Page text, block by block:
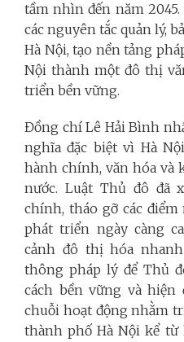
tầm nhìn đến năm
các nguyên tắc quản lý,
Hà Nội, tạo nền tảng
Nội thành một đô thị
triển bền vững.
Đồng chí Lê Hải Bình
nghĩa đặc biệt vì Hà
hành chính, văn hóa và
nước. Luật Thủ đô đã
chính, tháo gỡ các
phát triển ngày càng
cảnh đô thị hóa
thông pháp lý để Thủ
cách bền vững và hiện
chuỗi hoạt động nhằm
thành phố Hà Nội kể từ